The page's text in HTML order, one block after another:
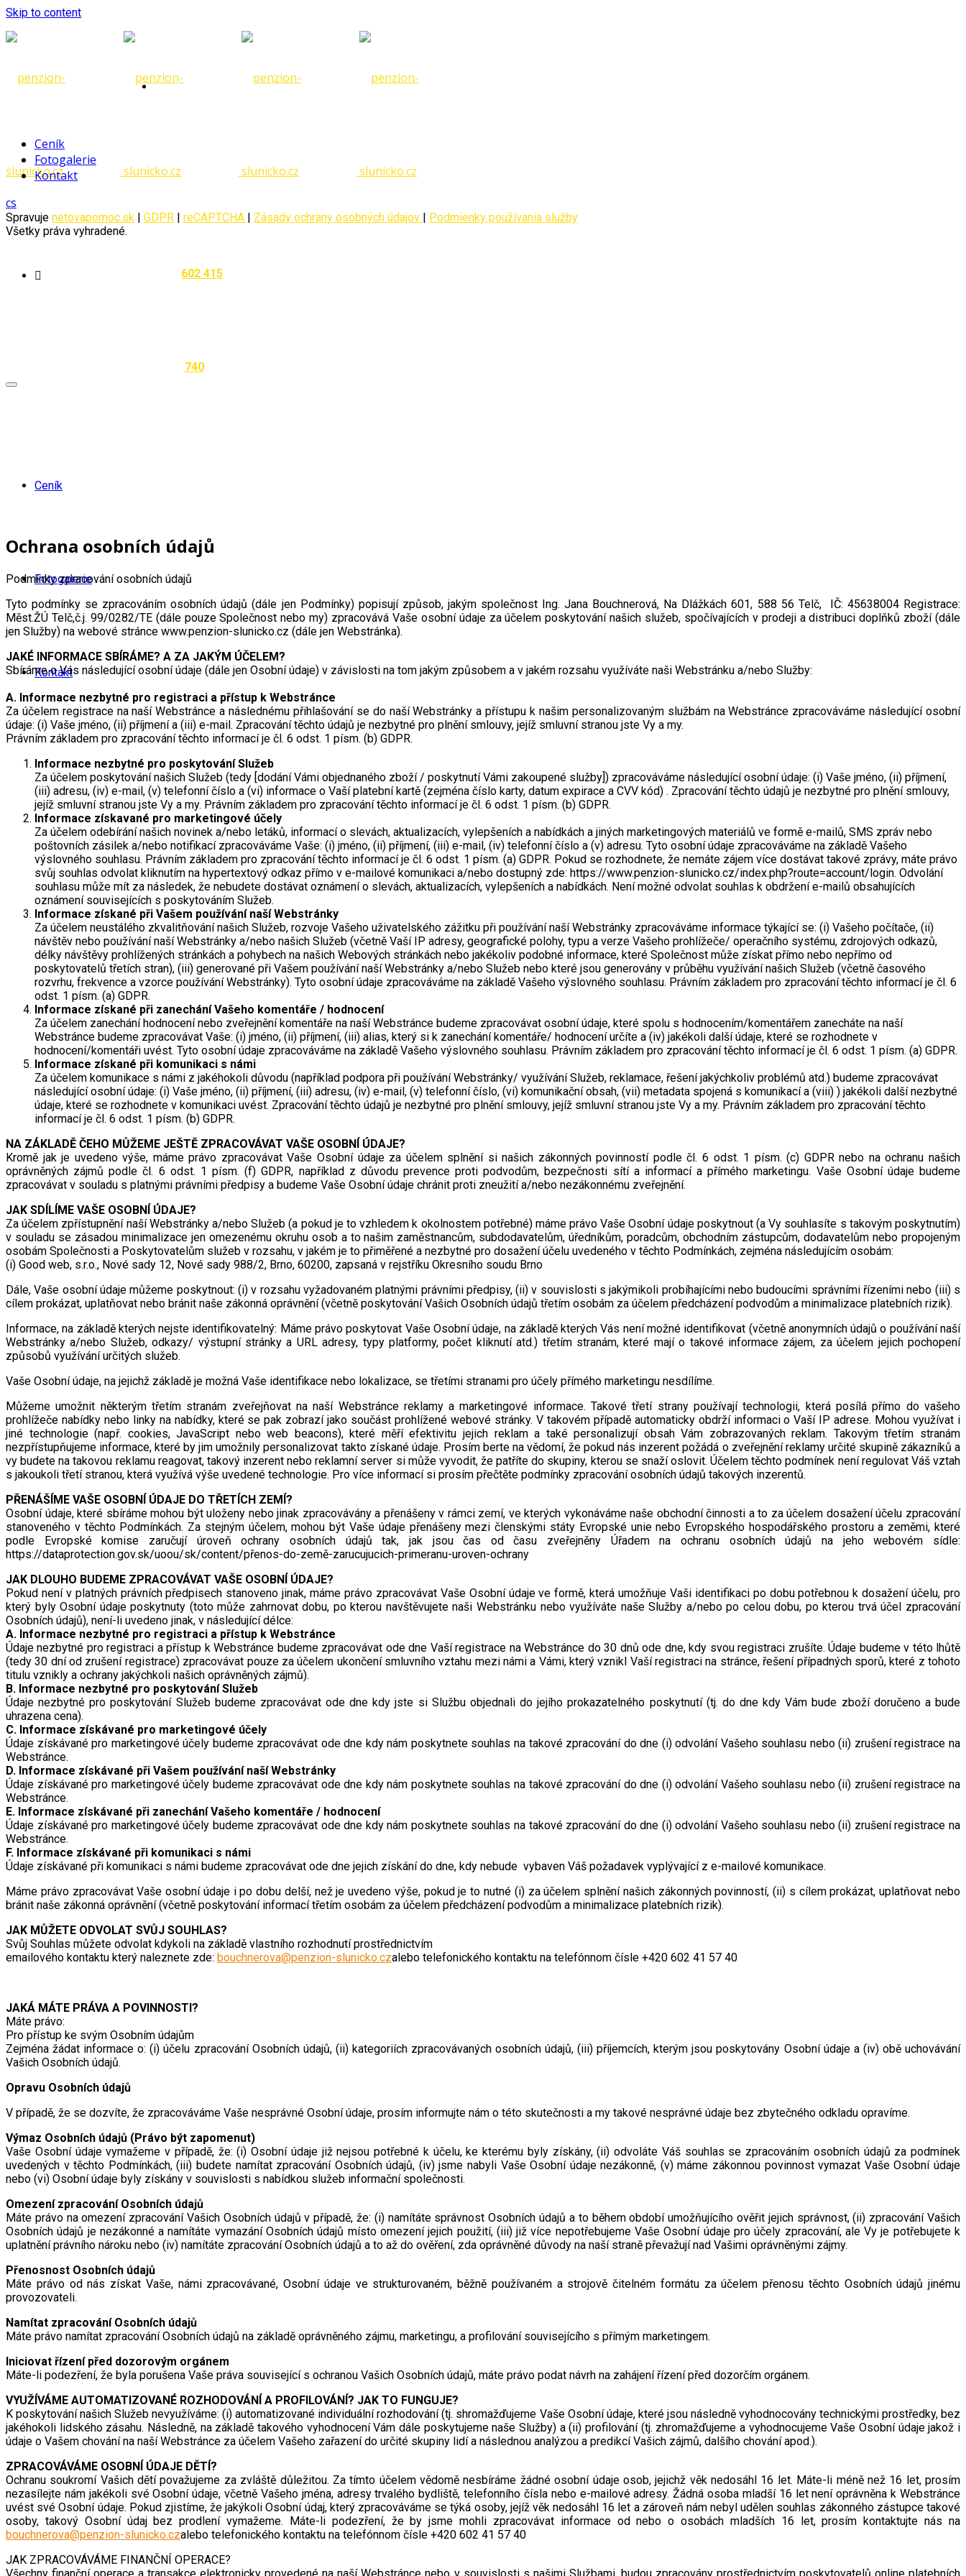
Skip to content
Zde vám
pomůžeme
602 415
740
Ceník
Fotogalerie
Kontakt
Ceník
Fotogalerie
Kontakt
cs
Spravuje netovapomoc.sk | GDPR | reCAPTCHA | Zásady ochrany osobných údajov | Podmienky používania služby
Všetky práva vyhradené.
Ochrana osobních údajů
Podmínky zpracování osobních údajů
Tyto podmínky se zpracováním osobních údajů (dále jen Podmínky) popisují způsob, jakým společnost Ing. Jana Bouchnerová, Na Dlážkách 601, 588 56 Telč, IČ: 45638004 Registrace:
Měst.ŽÚ Telč,č.j. 99/0282/TE (dále pouze Společnost nebo my) zpracovává Vaše osobní údaje za účelem poskytování našich služeb, spočívajících v prodeji a distribuci doplňků zboží (dále
jen Služby) na webové stránce www.penzion-slunicko.cz (dále jen Webstránka).
JAKÉ INFORMACE SBÍRÁME? A ZA JAKÝM ÚČELEM?
Sbíráme o Vás následující osobní údaje (dále jen Osobní údaje) v závislosti na tom jakým způsobem a v jakém rozsahu využíváte naši Webstránku a/nebo Služby:
A. Informace nezbytné pro registraci a přístup k Webstránce
Za účelem registrace na naší Webstránce a následnému přihlašování se do naší Webstránky a přístupu k našim personalizovaným službám na Webstránce zpracováváme následující osobní
údaje: (i) Vaše jméno, (ii) příjmení a (iii) e-mail. Zpracování těchto údajů je nezbytné pro plnění smlouvy, jejíž smluvní stranou jste Vy a my.
Právním základem pro zpracování těchto informací je čl. 6 odst. 1 písm. (b) GDPR.
Informace nezbytné pro poskytování Služeb
Za účelem poskytování našich Služeb (tedy [dodání Vámi objednaného zboží / poskytnutí Vámi zakoupené služby]) zpracováváme následující osobní údaje: (i) Vaše jméno, (ii) příjmení,
(iii) adresu, (iv) e-mail, (v) telefonní číslo a (vi) informace o Vaší platební kartě (zejména číslo karty, datum expirace a CVV kód) . Zpracování těchto údajů je nezbytné pro plnění smlouvy,
jejíž smluvní stranou jste Vy a my. Právním základem pro zpracování těchto informací je čl. 6 odst. 1 písm. (b) GDPR.
Informace získavané pro marketingové účely
Za účelem odebírání našich novinek a/nebo letáků, informací o slevách, aktualizacích, vylepšeních a nabídkách a jiných marketingových materiálů ve formě e-mailů, SMS zpráv nebo
poštovních zásilek a/nebo notifikací zpracováváme Vaše: (i) jméno, (ii) příjmení, (iii) e-mail, (iv) telefonní číslo a (v) adresu. Tyto osobní údaje zpracováváme na základě Vašeho
výslovného souhlasu. Právním základem pro zpracování těchto informací je čl. 6 odst. 1 písm. (a) GDPR. Pokud se rozhodnete, že nemáte zájem více dostávat takové zprávy, máte právo
svůj souhlas odvolat kliknutím na hypertextový odkaz přímo v e-mailové komunikaci a/nebo dostupný zde: https://www.penzion-slunicko.cz/index.php?route=account/login. Odvolání
souhlasu může mít za následek, že nebudete dostávat oznámení o slevách, aktualizacích, vylepšeních a nabídkách. Není možné odvolat souhlas k obdržení e-mailů obsahujících
oznámení souvisejících s poskytováním Služeb.
Informace získané při Vašem používání naší Webstránky
Za účelem neustálého zkvalitňování našich Služeb, rozvoje Vašeho uživatelského zážitku při používání naší Webstránky zpracováváme informace týkající se: (i) Vašeho počítače, (ii)
návštěv nebo používání naší Webstránky a/nebo našich Služeb (včetně Vaší IP adresy, geografické polohy, typu a verze Vašeho prohlížeče/ operačního systému, zdrojových odkazů,
délky návštěvy prohlížených stránkách a pohybech na našich Webových stránkách nebo jakékoliv podobné informace, které Společnost může získat přímo nebo nepřímo od
poskytovatelů třetích stran), (iii) generované při Vašem používání naší Webstránky a/nebo Služeb nebo které jsou generovány v průběhu využívání našich Služeb (včetně časového
rozvrhu, frekvence a vzorce používání Webstránky). Tyto osobní údaje zpracováváme na základě Vašeho výslovného souhlasu. Právním základem pro zpracování těchto informací je čl. 6
odst. 1 písm. (a) GDPR.
Informace získané při zanechání Vašeho komentáře / hodnocení
Za účelem zanechání hodnocení nebo zveřejnění komentáře na naší Webstránce budeme zpracovávat osobní údaje, které spolu s hodnocením/komentářem zanecháte na naší
Webstránce budeme zpracovávat Vaše: (i) jméno, (ii) příjmení, (iii) alias, který si k zanechání komentáře/ hodnocení určíte a (iv) jakékoli další údaje, které se rozhodnete v
hodnocení/komentáři uvést. Tyto osobní údaje zpracováváme na základě Vašeho výslovného souhlasu. Právním základem pro zpracování těchto informací je čl. 6 odst. 1 písm. (a) GDPR.
Informace získané při komunikaci s námi
Za účelem komunikace s námi z jakéhokoli důvodu (například podpora při používání Webstránky/ využívání Služeb, reklamace, řešení jakýchkoliv problémů atd.) budeme zpracovávat
následující osobní údaje: (i) Vaše jméno, (ii) příjmení, (iii) adresu, (iv) e-mail, (v) telefonní číslo, (vi) komunikační obsah, (vii) metadata spojená s komunikací a (viii) ) jakékoli další nezbytné
údaje, které se rozhodnete v komunikaci uvést. Zpracování těchto údajů je nezbytné pro plnění smlouvy, jejíž smluvní stranou jste Vy a my. Právním základem pro zpracování těchto
informací je čl. 6 odst. 1 písm. (b) GDPR.
NA ZÁKLADĚ ČEHO MŮŽEME JEŠTĚ ZPRACOVÁVAT VAŠE OSOBNÍ ÚDAJE?
Kromě jak je uvedeno výše, máme právo zpracovávat Vaše Osobní údaje za účelem splnění si našich zákonných povinností podle čl. 6 odst. 1 písm. (c) GDPR nebo na ochranu našich
oprávněných zájmů podle čl. 6 odst. 1 písm. (f) GDPR, například z důvodu prevence proti podvodům, bezpečnosti sítí a informací a přímého marketingu. Vaše Osobní údaje budeme
zpracovávat v souladu s platnými právními předpisy a budeme Vaše Osobní údaje chránit proti zneužití a/nebo nezákonnému zveřejnění.
JAK SDÍLÍME VAŠE OSOBNÍ ÚDAJE?
Za účelem zpřístupnění naší Webstránky a/nebo Služeb (a pokud je to vzhledem k okolnostem potřebné) máme právo Vaše Osobní údaje poskytnout (a Vy souhlasíte s takovým poskytnutím)
v souladu se zásadou minimalizace jen omezenému okruhu osob a to našim zaměstnancům, subdodavatelům, úředníkům, poradcům, obchodním zástupcům, dodavatelům nebo propojeným
osobám Společnosti a Poskytovatelům služeb v rozsahu, v jakém je to přiměřené a nezbytné pro dosažení účelu uvedeného v těchto Podmínkách, zejména následujícím osobám:
(i) Good web, s.r.o., Nové sady 12, Nové sady 988/2, Brno, 60200, zapsaná v rejstříku Okresního soudu Brno
Dále, Vaše osobní údaje můžeme poskytnout: (i) v rozsahu vyžadovaném platnými právními předpisy, (ii) v souvislosti s jakýmikoli probíhajícími nebo budoucími správními řízeními nebo (iii) s
cílem prokázat, uplatňovat nebo bránit naše zákonná oprávnění (včetně poskytování Vašich Osobních údajů třetím osobám za účelem předcházení podvodům a minimalizace platebních rizik).
Informace, na základě kterých nejste identifikovatelný: Máme právo poskytovat Vaše Osobní údaje, na základě kterých Vás není možné identifikovat (včetně anonymních údajů o používání naší
Webstránky a/nebo Služeb, odkazy/ výstupní stránky a URL adresy, typy platformy, počet kliknutí atd.) třetím stranám, které mají o takové informace zájem, za účelem jejich pochopení
způsobů využívání určitých služeb.
Vaše Osobní údaje, na jejichž základě je možná Vaše identifikace nebo lokalizace, se třetími stranami pro účely přímého marketingu nesdílíme.
Můžeme umožnit některým třetím stranám zveřejňovat na naší Webstránce reklamy a marketingové informace. Takové třetí strany používají technologii, která posílá přímo do vašeho
prohlížeče nabídky nebo linky na nabídky, které se pak zobrazí jako součást prohlížené webové stránky. V takovém případě automaticky obdrží informaci o Vaší IP adrese. Mohou využívat i
jiné technologie (např. cookies, JavaScript nebo web beacons), které měří efektivitu jejich reklam a také personalizují obsah Vám zobrazovaných reklam. Takovým třetím stranám
nezpřístupňujeme informace, které by jim umožnily personalizovat takto získané údaje. Prosím berte na vědomí, že pokud nás inzerent požádá o zveřejnění reklamy určité skupině zákazníků a
vy budete na takovou reklamu reagovat, takový inzerent nebo reklamní server si může vyvodit, že patříte do skupiny, kterou se snaží oslovit. Účelem těchto podmínek není regulovat Váš vztah
s jakoukoli třetí stranou, která využívá výše uvedené technologie. Pro více informací si prosím přečtěte podmínky zpracování osobních údajů takových inzerentů.
PŘENÁŠÍME VAŠE OSOBNÍ ÚDAJE DO TŘETÍCH ZEMÍ?
Osobní údaje, které sbíráme mohou být uloženy nebo jinak zpracovávány a přenášeny v rámci zemí, ve kterých vykonáváme naše obchodní činnosti a to za účelem dosažení účelu zpracování
stanoveného v těchto Podmínkách. Za stejným účelem, mohou být Vaše údaje přenášeny mezi členskými státy Evropské unie nebo Evropského hospodářského prostoru a zeměmi, které
podle Evropské komise zaručují úroveň ochrany osobních údajů tak, jak jsou čas od času zveřejněny Úřadem na ochranu osobních údajů na jeho webovém sídle:
https://dataprotection.gov.sk/uoou/sk/content/přenos-do-země-zarucujucich-primeranu-uroven-ochrany
JAK DLOUHO BUDEME ZPRACOVÁVAT VAŠE OSOBNÍ ÚDAJE?
Pokud není v platných právních předpisech stanoveno jinak, máme právo zpracovávat Vaše Osobní údaje ve formě, která umožňuje Vaši identifikaci po dobu potřebnou k dosažení účelu, pro
který byly Osobní údaje poskytnuty (toto může zahrnovat dobu, po kterou navštěvujete naši Webstránku nebo využíváte naše Služby a/nebo po celou dobu, po kterou trvá účel zpracování
Osobních údajů), není-li uvedeno jinak, v následující délce:
A. Informace nezbytné pro registraci a přístup k Webstránce
Údaje nezbytné pro registraci a přístup k Webstránce budeme zpracovávat ode dne Vaší registrace na Webstránce do 30 dnů ode dne, kdy svou registraci zrušíte. Údaje budeme v této lhůtě
(tedy 30 dní od zrušení registrace) zpracovávat pouze za účelem ukončení smluvního vztahu mezi námi a Vámi, který vznikl Vaší registraci na stránce, řešení případných sporů, které z tohoto
titulu vznikly a ochrany jakýchkoli našich oprávněných zájmů).
B. Informace nezbytné pro poskytování Služeb
Údaje nezbytné pro poskytování Služeb budeme zpracovávat ode dne kdy jste si Službu objednali do jejího prokazatelného poskytnutí (tj. do dne kdy Vám bude zboží doručeno a bude
uhrazena cena).
C. Informace získávané pro marketingové účely
Údaje získávané pro marketingové účely budeme zpracovávat ode dne kdy nám poskytnete souhlas na takové zpracování do dne (i) odvolání Vašeho souhlasu nebo (ii) zrušení registrace na
Webstránce.
D. Informace získávané při Vašem používání naší Webstránky
Údaje získávané pro marketingové účely budeme zpracovávat ode dne kdy nám poskytnete souhlas na takové zpracování do dne (i) odvolání Vašeho souhlasu nebo (ii) zrušení registrace na
Webstránce.
E. Informace získávané při zanechání Vašeho komentáře / hodnocení
Údaje získávané pro marketingové účely budeme zpracovávat ode dne kdy nám poskytnete souhlas na takové zpracování do dne (i) odvolání Vašeho souhlasu nebo (ii) zrušení registrace na
Webstránce.
F. Informace získávané při komunikaci s námi
Údaje získávané při komunikaci s námi budeme zpracovávat ode dne jejich získání do dne, kdy nebude vybaven Váš požadavek vyplývající z e-mailové komunikace.
Máme právo zpracovávat Vaše osobní údaje i po dobu delší, než je uvedeno výše, pokud je to nutné (i) za účelem splnění našich zákonných povinností, (ii) s cílem prokázat, uplatňovat nebo
bránit naše zákonná oprávnění (včetně poskytování informací třetím osobám za účelem předcházení podvodům a minimalizace platebních rizik).
JAK MŮŽETE ODVOLAT SVŮJ SOUHLAS?
Svůj Souhlas můžete odvolat kdykoli na základě vlastního rozhodnutí prostřednictvím
emailového kontaktu který naleznete zde: bouchnerova@penzion-slunicko.czalebo telefonického kontaktu na telefónnom čísle +420 602 41 57 40
JAKÁ MÁTE PRÁVA A POVINNOSTI?
Máte právo:
Pro přístup ke svým Osobním údajům
Zejména žádat informace o: (i) účelu zpracování Osobních údajů, (ii) kategoriích zpracovávaných osobních údajů, (iii) příjemcích, kterým jsou poskytovány Osobní údaje a (iv) obě uchovávání
Vašich Osobních údajů.
Opravu Osobních údajů
V případě, že se dozvíte, že zpracováváme Vaše nesprávné Osobní údaje, prosím informujte nám o této skutečnosti a my takové nesprávné údaje bez zbytečného odkladu opravíme.
Výmaz Osobních údajů (Právo být zapomenut)
Vaše Osobní údaje vymažeme v případě, že: (i) Osobní údaje již nejsou potřebné k účelu, ke kterému byly získány, (ii) odvoláte Váš souhlas se zpracováním osobních údajů za podmínek
uvedených v těchto Podmínkách, (iii) budete namítat zpracování Osobních údajů, (iv) jsme nabyli Vaše Osobní údaje nezákonně, (v) máme zákonnou povinnost vymazat Vaše Osobní údaje
nebo (vi) Osobní údaje byly získány v souvislosti s nabídkou služeb informační společnosti.
Omezení zpracování Osobních údajů
Máte právo na omezení zpracování Vašich Osobních údajů v případě, že: (i) namítáte správnost Osobních údajů a to během období umožňujícího ověřit jejich správnost, (ii) zpracování Vašich
Osobních údajů je nezákonné a namítáte vymazání Osobních údajů místo omezení jejich použití, (iii) již více nepotřebujeme Vaše Osobní údaje pro účely zpracování, ale Vy je potřebujete k
uplatnění právního nároku nebo (iv) namítáte zpracování Osobních údajů a to až do ověření, zda oprávněné důvody na naší straně převažují nad Vašimi oprávněnými zájmy.
Přenosnost Osobních údajů
Máte právo od nás získat Vaše, námi zpracovávané, Osobní údaje ve strukturovaném, běžně používaném a strojově čitelném formátu za účelem přenosu těchto Osobních údajů jinému
provozovateli.
Namítat zpracování Osobních údajů
Máte právo namítat zpracování Osobních údajů na základě oprávněného zájmu, marketingu, a profilování souvisejícího s přímým marketingem.
Iniciovat řízení před dozorovým orgánem
Máte-li podezření, že byla porušena Vaše práva související s ochranou Vašich Osobních údajů, máte právo podat návrh na zahájení řízení před dozorčím orgánem.
VYUŽÍVÁME AUTOMATIZOVANÉ ROZHODOVÁNÍ A PROFILOVÁNÍ? JAK TO FUNGUJE?
K poskytování našich Služeb nevyužíváme: (i) automatizované individuální rozhodování (tj. shromažďujeme Vaše Osobní údaje, které jsou následně vyhodnocovány technickými prostředky, bez
jakéhokoli lidského zásahu. Následně, na základě takového vyhodnocení Vám dále poskytujeme naše Služby) a (ii) profilování (tj. zhromažďujeme a vyhodnocujeme Vaše Osobní údaje jakož i
údaje o Vašem chování na naší Webstránce za účelem Vašeho zařazení do určité skupiny lidí a následnou analýzou a predikcí Vašich zájmů, dalšího chování apod.).
ZPRACOVÁVÁME OSOBNÍ ÚDAJE DĚTÍ?
Ochranu soukromí Vašich dětí považujeme za zvláště důležitou. Za tímto účelem vědomě nesbíráme žádné osobní údaje osob, jejichž věk nedosáhl 16 let. Máte-li méně než 16 let, prosím
nezasílejte nám jakékoli své Osobní údaje, včetně Vašeho jména, adresy trvalého bydliště, telefonního čísla nebo e-mailové adresy. Žádná osoba mladší 16 let není oprávněna k Webstránce
uvést své Osobní údaje. Pokud zjistíme, že jakýkoli Osobní údaj, který zpracováváme se týká osoby, jejíž věk nedosáhl 16 let a zároveň nám nebyl udělen souhlas zákonného zástupce takové
osoby, takový Osobní údaj bez prodlení vymažeme. Máte-li podezření, že by jsme mohli zpracovávat informace od nebo o osobách mladších 16 let, prosím kontaktujte nás na
bouchnerova@penzion-slunicko.czalebo telefonického kontaktu na telefónnom čísle +420 602 41 57 40
JAK ZPRACOVÁVÁME FINANČNÍ OPERACE?
Všechny finanční operace a transakce elektronicky provedené na naší Webstránce nebo v souvislosti s našimi Službami, budou zpracovány prostřednictvím poskytovatelů online platebních